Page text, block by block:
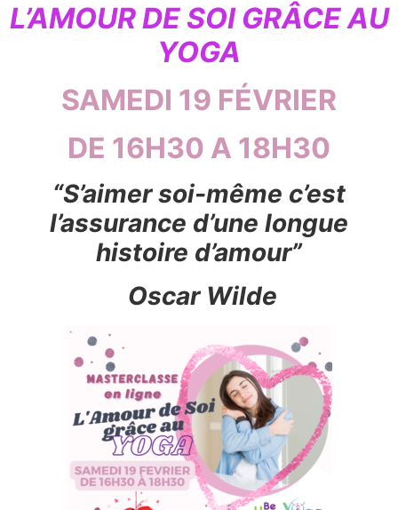
L’AMOUR DE SOI GRÂCE AU
YOGA
SAMEDI 19 FÉVRIER
DE 16H30 A 18H30
“S’aimer soi-même c’est
l’assurance d’une longue
histoire d’amour”
Oscar Wilde